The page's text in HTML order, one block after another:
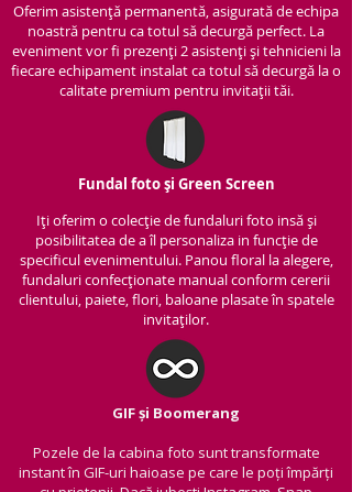
Oferim asistență permanentă, asigurată de echipa
noastră pentru ca totul să decurgă perfect. La
eveniment vor fi prezenți 2 asistenți și tehnicieni la
fiecare echipament instalat ca totul să decurgă la o
calitate premium pentru invitații tăi.
Fundal foto și Green Screen
Iți oferim o colecție de fundaluri foto insă și
posibilitatea de a îl personaliza in funcție de
specificul evenimentului. Panou floral la alegere,
fundaluri confecționate manual conform cererii
clientului, paiete, flori, baloane plasate în spatele
invitaților.
GIF și Boomerang
Pozele de la cabina foto sunt transformate
instant în GIF-uri haioase pe care le poți împărți